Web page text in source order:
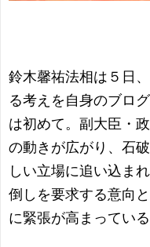
鈴木馨祐法相は５日
る考えを自身のブロ
は初めて。副大臣・
の動きが広がり、石
しい立場に追い込ま
倒しを要求する意向
に緊張が高まっている